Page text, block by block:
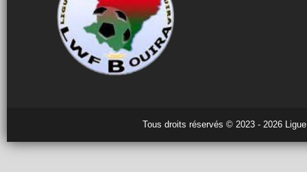
Tous droits réservés © 2023 - 2026